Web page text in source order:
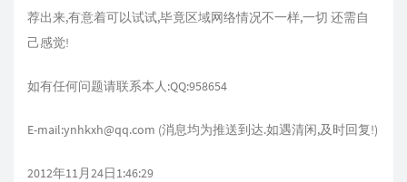
荐出来,有意着可以试试,毕竟区域网络情况不一样,一切 还需自
己感觉!
如有任何问题请联系本人:QQ:958654
E-mail:ynhkxh@qq.com (消息均为推送到达.如遇清闲,及时回复!)
2012年11月24日1:46:29